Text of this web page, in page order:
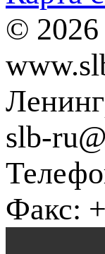
© 2026
slb-
Факс: